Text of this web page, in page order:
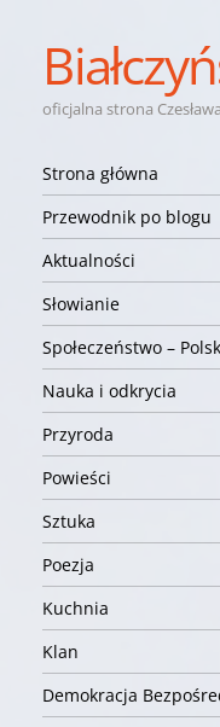
oficjalna strona
Nawigacja
Przejdź do treści
Strona główna
Przewodnik po blogu
Aktualności
Słowianie
Społeczeństwo –
Nauka i odkrycia
Przyroda
Powieści
Sztuka
Poezja
Kuchnia
Klan
Demokracja